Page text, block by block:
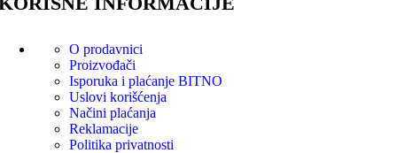
O prodavnici
Proizvođači
Isporuka i plaćanje BITNO
Uslovi korišćenja
Načini plaćanja
Reklamacije
Politika privatnosti